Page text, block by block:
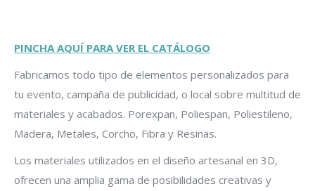
PINCHA AQUÍ PARA VER EL CATÁLOGO
Fabricamos todo tipo de elementos personalizados para
tu evento, campaña de publicidad, o local sobre multitud de
materiales y acabados. Porexpan, Poliespan, Poliestileno,
Madera, Metales, Corcho, Fibra y Resinas.
Los materiales utilizados en el diseño artesanal en 3D,
ofrecen una amplia gama de posibilidades creativas y